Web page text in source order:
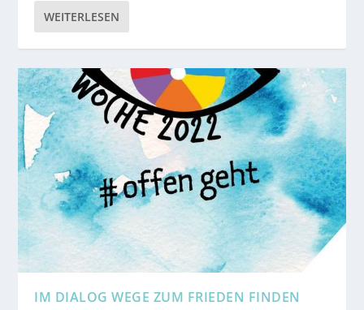
WEITERLESEN
IM DIALOG WEGE ZUM FRIEDEN FINDEN